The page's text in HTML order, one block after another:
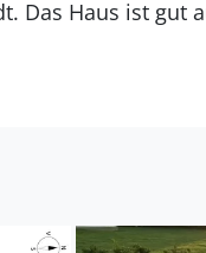
Das Haus ist gut
kulturelles